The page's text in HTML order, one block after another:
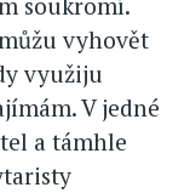
vyhovět
využiju
V jedné
a támhle